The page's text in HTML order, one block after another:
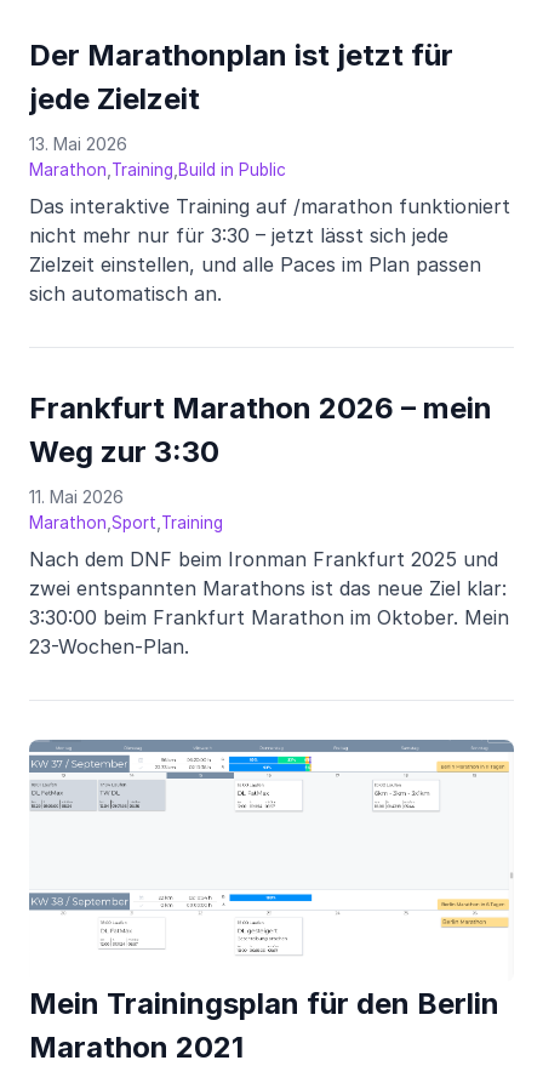
Der Marathonplan ist jetzt für
jede Zielzeit
13. Mai 2026
Marathon Training Build in Public
Das interaktive Training auf /marathon funktioniert
nicht mehr nur für 3:30 – jetzt lässt sich jede
Zielzeit einstellen, und alle Paces im Plan passen
sich automatisch an.
Frankfurt Marathon 2026 – mein
Weg zur 3:30
11. Mai 2026
Marathon Sport Training
Nach dem DNF beim Ironman Frankfurt 2025 und
zwei entspannten Marathons ist das neue Ziel klar:
3:30:00 beim Frankfurt Marathon im Oktober. Mein
23-Wochen-Plan.
Mein Trainingsplan für den Berlin
Marathon 2021